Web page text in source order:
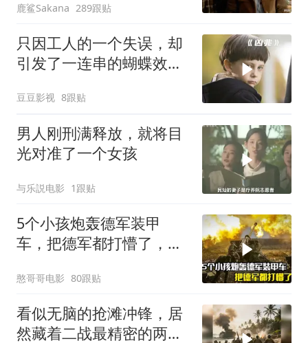
鹿鲨Sakana 289跟贴
只因工人的一个失误，却
引发了一连串的蝴蝶效
豆豆影视 8跟贴
男人刚刑满释放，就将目
光对准了一个女孩
与乐説电影 1跟贴
5个小孩炮轰德军装甲
车，把德军都打懵了，战
憨哥哥电影 80跟贴
看似无脑的抢滩冲锋，居
然藏着二战最精密的两栖